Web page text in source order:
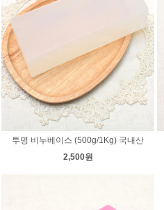
투명 비누베이스 (500g/1Kg) 국내산
2,500원